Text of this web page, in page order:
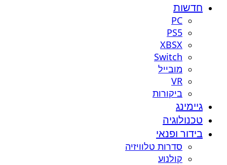
חדשות
PC
PS5
XBSX
Switch
מובייל
VR
ביקורות
גיימינג
טכנולוגיה
בידור ופנאי
סדרות טלוויזיה
קולנוע